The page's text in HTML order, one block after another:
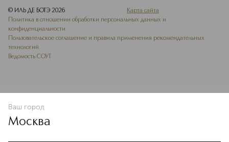
В КОРЗИНУ
© ИЛЬ ДЕ БОТЭ 2026
Карта сайта
Политика в отношении обработки персональных данных и
конфиденциальности
Пользовательское соглашение и правила применения рекомендательных
технологий
Ведомость СОУТ
Ваш город
Москва